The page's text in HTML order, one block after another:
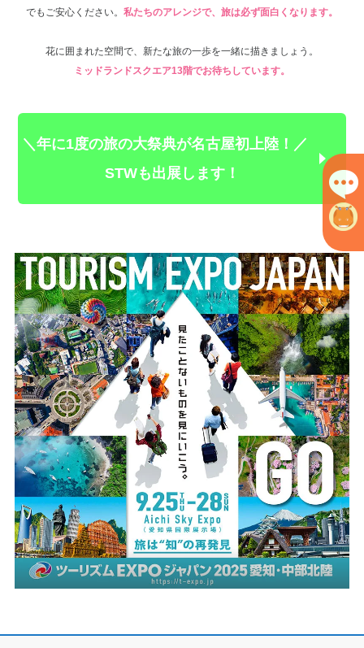
でもご安心ください。 私たちのアレンジで、旅は必ず面白くなります。
花に囲まれた空間で、新たな旅の一歩を一緒に描きましょう。
ミッドランドスクエア13階でお待ちしています。
＼年に1度の旅の大祭典が名古屋初上陸！／
STWも出展します！